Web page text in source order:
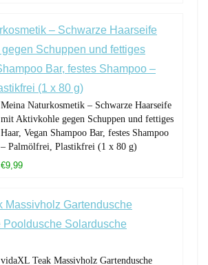
Meina Naturkosmetik – Schwarze Haarseife
mit Aktivkohle gegen Schuppen und fettiges
Haar, Vegan Shampoo Bar, festes Shampoo
– Palmölfrei, Plastikfrei (1 x 80 g)
€9,99
vidaXL Teak Massivholz Gartendusche